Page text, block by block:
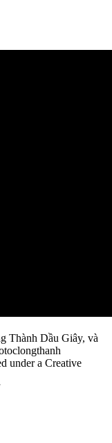
Thành Dầu Giây, và
under a Creative